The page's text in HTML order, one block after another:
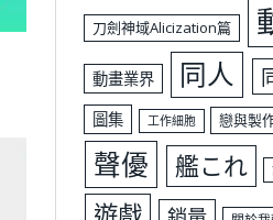
刀劍神域Alicization篇
動畫業界 同人
圖集 工作細胞 戀與製
聲優 艦これ